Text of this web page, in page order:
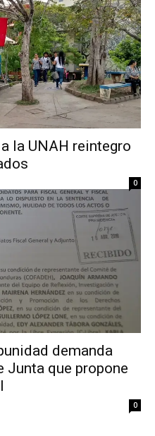
la UNAH reintegro
0
demanda
Junta que propone
0